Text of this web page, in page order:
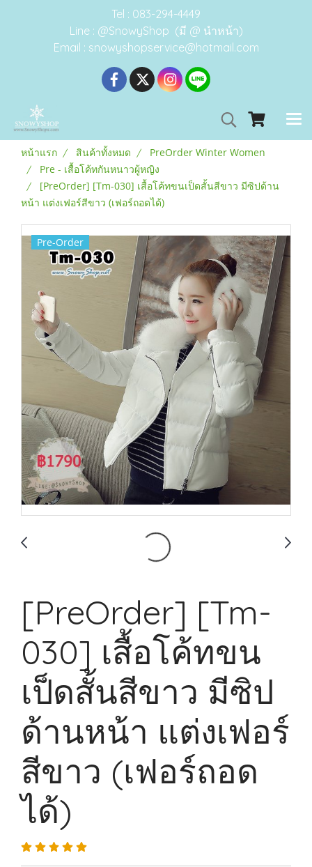
Tel : 083-294-4449
Line : @SnowyShop (มี @ นำหน้า)
Email : snowyshopservice@hotmail.com
หน้าแรก สินค้าทั้งหมด
PreOrder Winter Women
Pre - เสื้อโค้ทกันหนาวผู้หญิง
[PreOrder] [Tm-030] เสื้อโค้ทขนเป็ดสั้นสีขาว มีซิปด้าน
หน้า แต่งเฟอร์สีขาว (เฟอร์ถอดได้)
Pre-Order
[PreOrder] [Tm-
030] เสื้อโค้ทขน
เป็ดสั้นสีขาว มีซิป
ด้านหน้า แต่งเฟอร์
สีขาว (เฟอร์ถอด
ได้)